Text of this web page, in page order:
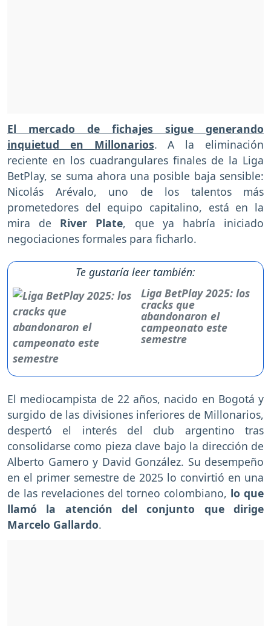
El mercado de fichajes sigue generando
inquietud en Millonarios. A la eliminación
reciente en los cuadrangulares finales de la Liga
BetPlay, se suma ahora una posible baja sensible:
Nicolás Arévalo, uno de los talentos más
prometedores del equipo capitalino, está en la
mira de River Plate, que ya habría iniciado
negociaciones formales para ficharlo.
Te gustaría leer también:
Liga BetPlay 2025: los
cracks que
abandonaron el
campeonato este
semestre
El mediocampista de 22 años, nacido en Bogotá y
surgido de las divisiones inferiores de Millonarios,
despertó el interés del club argentino tras
consolidarse como pieza clave bajo la dirección de
Alberto Gamero y David González. Su desempeño
en el primer semestre de 2025 lo convirtió en una
de las revelaciones del torneo colombiano, lo que
llamó la atención del conjunto que dirige
Marcelo Gallardo.